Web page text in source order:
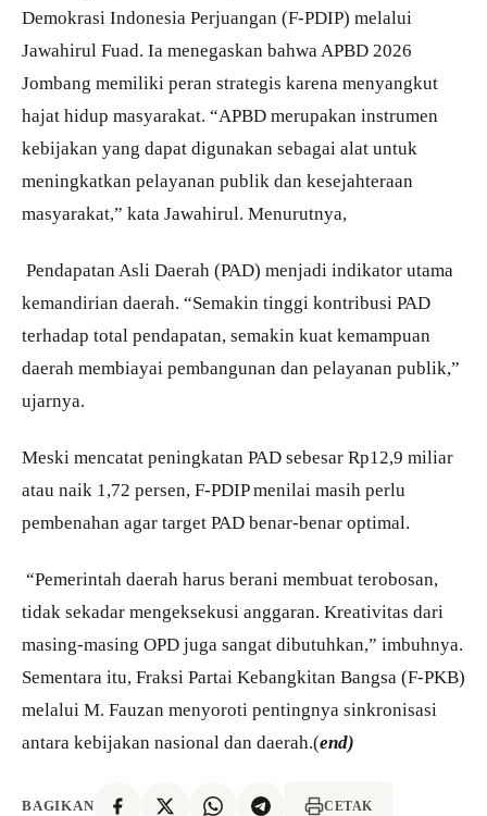
Demokrasi Indonesia Perjuangan (F-PDIP) melalui
Jawahirul Fuad. Ia menegaskan bahwa APBD 2026
Jombang memiliki peran strategis karena menyangkut
hajat hidup masyarakat. “APBD merupakan instrumen
kebijakan yang dapat digunakan sebagai alat untuk
meningkatkan pelayanan publik dan kesejahteraan
masyarakat,” kata Jawahirul. Menurutnya,
Pendapatan Asli Daerah (PAD) menjadi indikator utama
kemandirian daerah. “Semakin tinggi kontribusi PAD
terhadap total pendapatan, semakin kuat kemampuan
daerah membiayai pembangunan dan pelayanan publik,”
ujarnya.
Meski mencatat peningkatan PAD sebesar Rp12,9 miliar
atau naik 1,72 persen, F-PDIP menilai masih perlu
pembenahan agar target PAD benar-benar optimal.
“Pemerintah daerah harus berani membuat terobosan,
tidak sekadar mengeksekusi anggaran. Kreativitas dari
masing-masing OPD juga sangat dibutuhkan,” imbuhnya.
Sementara itu, Fraksi Partai Kebangkitan Bangsa (F-PKB)
melalui M. Fauzan menyoroti pentingnya sinkronisasi
antara kebijakan nasional dan daerah.(end)
BAGIKAN CETAK